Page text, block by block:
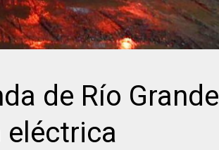
de Río Grande
eléctrica